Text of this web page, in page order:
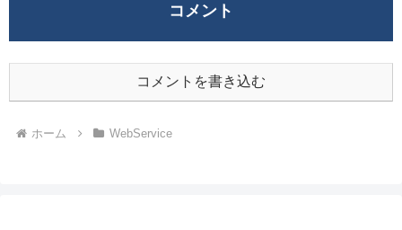
コメント
コメントを書き込む
ホーム WebService